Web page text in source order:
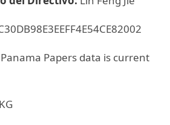
Papers data is current